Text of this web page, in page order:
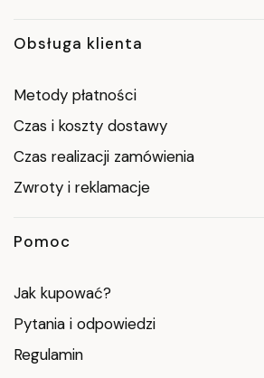
Obsługa klienta
Metody płatności
Czas i koszty dostawy
Czas realizacji zamówienia
Zwroty i reklamacje
Pomoc
Jak kupować?
Pytania i odpowiedzi
Regulamin